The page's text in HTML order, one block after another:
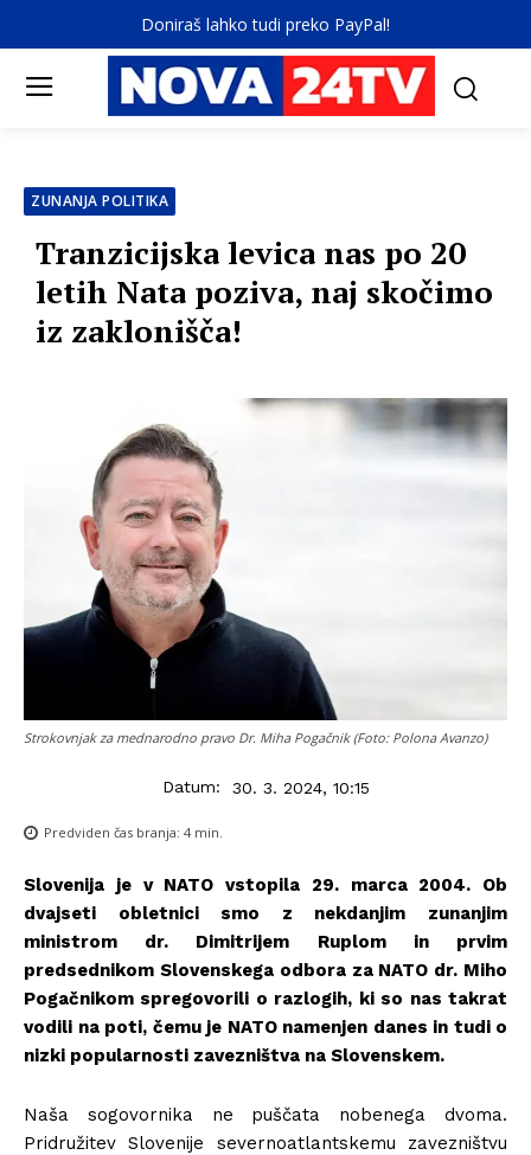
Doniraš lahko tudi preko PayPal!
ZUNANJA POLITIKA
Tranzicijska levica nas po 20
letih Nata poziva, naj skočimo
iz zaklonišča!
Strokovnjak za mednarodno pravo Dr. Miha Pogačnik (Foto: Polona Avanzo)
Datum: 30. 3. 2024, 10:15
Predviden čas branja: 4 min.
Slovenija je v NATO vstopila 29. marca 2004. Ob
dvajseti obletnici smo z nekdanjim zunanjim
ministrom dr. Dimitrijem Ruplom in prvim
predsednikom Slovenskega odbora za NATO dr. Miho
Pogačnikom spregovorili o razlogih, ki so nas takrat
vodili na poti, čemu je NATO namenjen danes in tudi o
nizki popularnosti zavezništva na Slovenskem.
Naša sogovornika ne puščata nobenega dvoma.
Pridružitev Slovenije severnoatlantskemu zavezništvu